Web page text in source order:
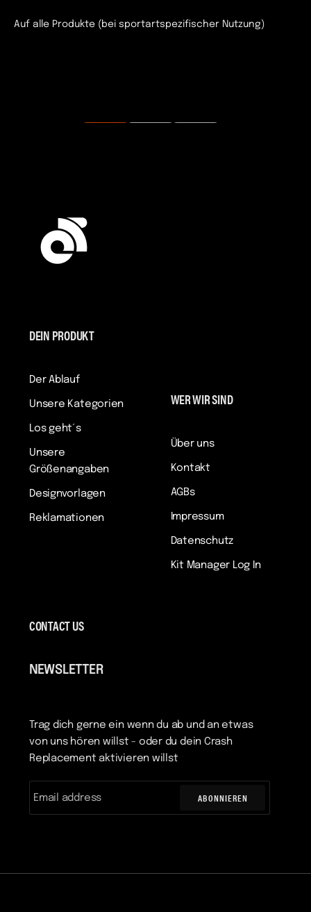
Auf alle Produkte (bei sportartspezifischer Nutzung)
DEIN PRODUKT
Der Ablauf
Unsere Kategorien
Los geht´s
Unsere
Größenangaben
Designvorlagen
Reklamationen
WER WIR SIND
Über uns
Kontakt
AGBs
Impressum
Datenschutz
Kit Manager Log In
CONTACT US
NEWSLETTER
Trag dich gerne ein wenn du ab und an etwas
von uns hören willst - oder du dein Crash
Replacement aktivieren willst
ABONNIEREN